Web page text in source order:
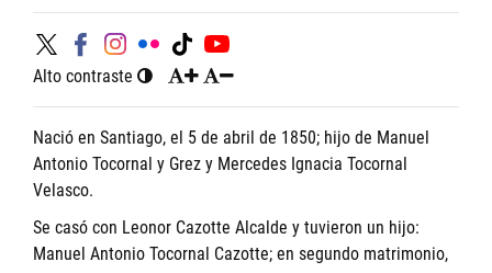
Alto contraste
Nació en Santiago, el 5 de abril de 1850; hijo de Manuel
Antonio Tocornal y Grez y Mercedes Ignacia Tocornal
Velasco.
Se casó con Leonor Cazotte Alcalde y tuvieron un hijo:
Manuel Antonio Tocornal Cazotte; en segundo matrimonio,